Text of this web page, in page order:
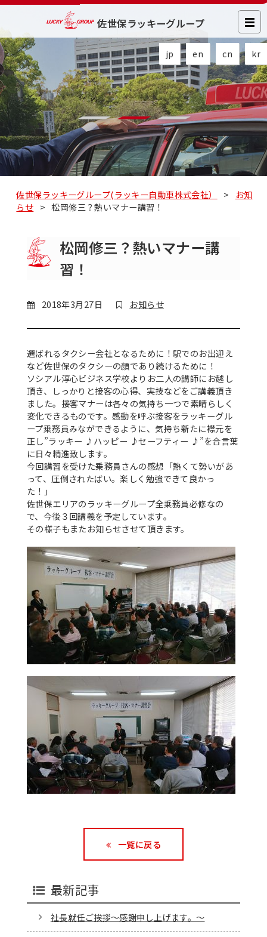
jp en cn kr
佐世保ラッキーグループ
佐世保ラッキーグループ(ラッキー自動車株式会社） >
お知
らせ >松岡修三？熱いマナー講習！
松岡修三？熱いマナー講
習！
2018年3月27日 お知らせ
選ばれるタクシー会社となるために！駅でのお出迎え
など佐世保のタクシーの顔であり続けるために！
ソシアル淳心ビジネス学校よりお二人の講師にお越し
頂き、しっかりと接客の心得、実技などをご講義頂き
ました。接客マナーは各々の気持ち一つで素晴らしく
変化できるものです。感動を呼ぶ接客をラッキーグル
ープ乗務員みなができるように、気持ち新たに襟元を
正し”ラッキー ♪ハッピー ♪セーフティー ♪”を合言葉
に日々精進致します。
今回講習を受けた乗務員さんの感想「熱くて勢いがあ
って、圧倒されたばい。楽しく勉強できて良かっ
た！」
佐世保エリアのラッキーグループ全乗務員必修なの
で、今後３回講義を予定しています。
その様子もまたお知らせさせて頂きます。
一覧に戻る
最新記事
社長就任ご挨拶～感謝申し上げます。～